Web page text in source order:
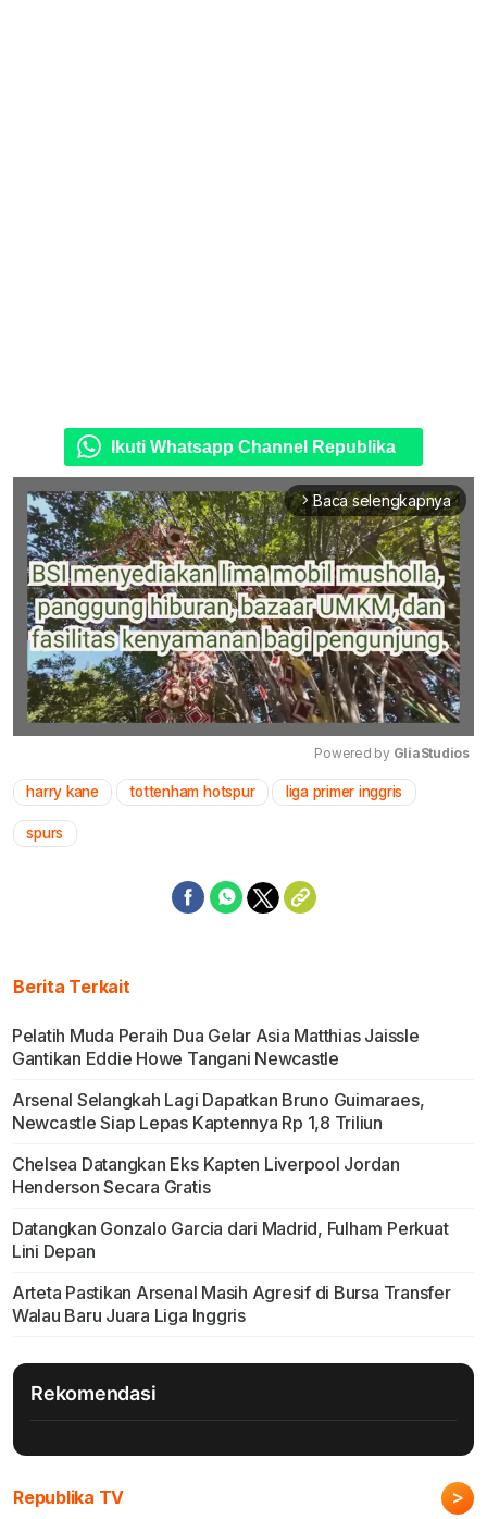
Ikuti Whatsapp Channel Republika
arrow_forward_ios Baca selengkapnya
Mute
Powered by GliaStudios
harry kane tottenham hotspur liga primer inggris
spurs
Berita Terkait
Pelatih Muda Peraih Dua Gelar Asia Matthias Jaissle
Gantikan Eddie Howe Tangani Newcastle
Arsenal Selangkah Lagi Dapatkan Bruno Guimaraes,
Newcastle Siap Lepas Kaptennya Rp 1,8 Triliun
Chelsea Datangkan Eks Kapten Liverpool Jordan
Henderson Secara Gratis
Datangkan Gonzalo Garcia dari Madrid, Fulham Perkuat
Lini Depan
Arteta Pastikan Arsenal Masih Agresif di Bursa Transfer
Walau Baru Juara Liga Inggris
Rekomendasi
Republika TV >